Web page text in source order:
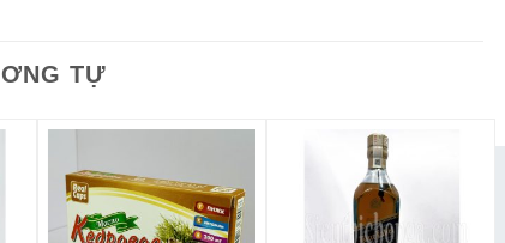
hợp (hương socola, hương kem), phẩm màu tổng hợp
tiếp
.
TỰ